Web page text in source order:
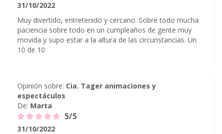
31/10/2022
Muy divertido, entretenido y cercano. Sobre todo mucha
paciencia sobre todo en un cumpleaños de gente muy
movida y supo estar a la altura de las circunstancias. Un
10 de 10
Opinión sobre: Cia. Tager animaciones y
espectáculos
De: Marta
5/5
31/10/2022